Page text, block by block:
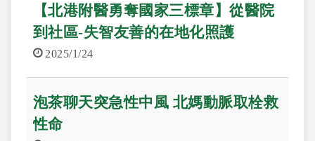
【北港附醫勇奪國家三標章】從醫院
到社區-失智友善的在地化照護
2025/1/24
泡茶聊天突急性中風 北媽動脈取栓救
性命